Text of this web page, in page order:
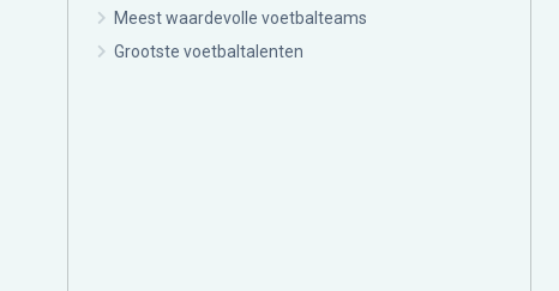
Meest waardevolle voetbalteams
Grootste voetbaltalenten